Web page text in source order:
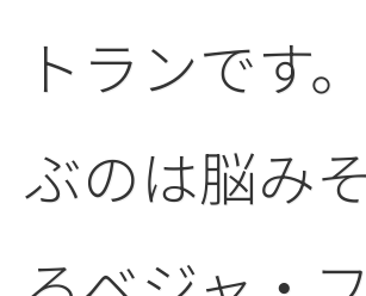
トランです
ぶのは脳み